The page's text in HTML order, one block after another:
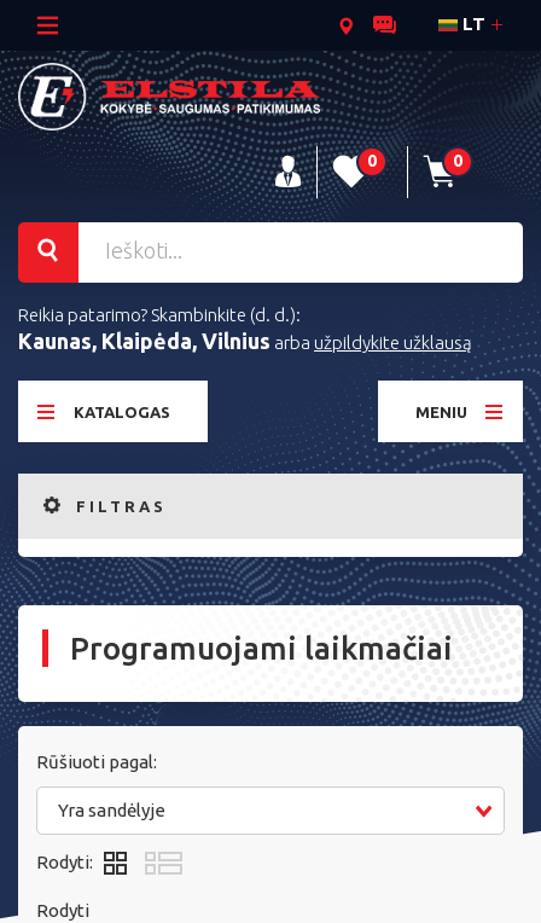
LT
0 0
Reikia patarimo? Skambinkite (d. d.):
Kaunas, Klaipėda, Vilnius arba užpildykite užklausą
KATALOGAS MENIU
FILTRAS
Programuojami laikmačiai
Rūšiuoti pagal:
Yra sandėlyje
Rodyti:
Rodyti